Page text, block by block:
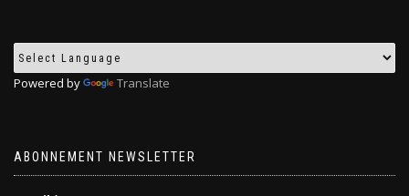
Powered by Translate
ABONNEMENT NEWSLETTER